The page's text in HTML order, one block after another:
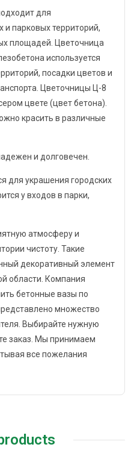
для
и парковых территорий,
площадей. Цветочница
используется
посадки цветов и
Цветочницы Ц-8
цвете (цвет бетона).
красить в различные
и долговечен.
для украшения городских
у входов в парки,
атмосферу и
чистоту. Такие
декоративный элемент
области. Компания
бетонные вазы по
множество
Выбирайте нужную
заказ. Мы принимаем
все пожелания